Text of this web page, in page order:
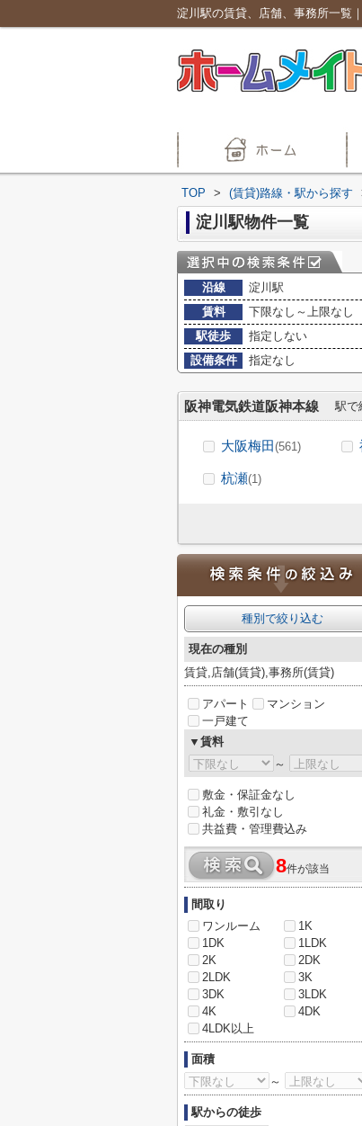
TOP > (賃貸)路線・駅から探す
淀川駅物件一覧
沿線
淀川駅
賃料
下限なし～上限なし
駅徒歩
指定しない
設備条件
指定なし
阪神電気鉄道阪神本線 駅で
大阪梅田(561)
杭瀬(1)
種別で絞り込む
現在の種別
賃貸,店舗(賃貸),事務所(賃貸)
アパート
マンション
一戸建て
▼賃料
～
敷金・保証金なし
礼金・敷引なし
共益費・管理費込み
8件が該当
間取り
ワンルーム
1K
1DK
1LDK
2K
2DK
2LDK
3K
3DK
3LDK
4K
4DK
4LDK以上
面積
～
駅からの徒歩